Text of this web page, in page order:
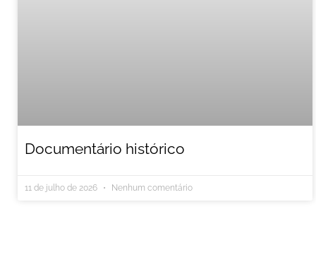
Documentário histórico
11 de julho de 2026 Nenhum comentário